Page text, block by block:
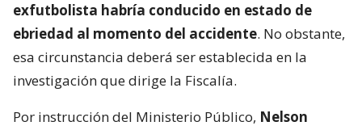
exfutbolista habría conducido en estado de
ebriedad al momento del accidente. No obstante,
esa circunstancia deberá ser establecida en la
investigación que dirige la Fiscalía.
Por instrucción del Ministerio Público, Nelson